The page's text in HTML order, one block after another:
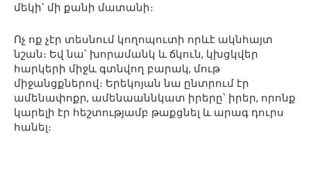
մեկի՝ մի քանի մատանի։
Ոչ ոք չէր տեսնում կողոպուտի որևէ ակնհայտ
նշան։ Եվ նա՝ խորամանկ և ճկուն, կխցկվեր
հարկերի միջև գտնվող բարակ, մութ
միջանցքներով։ Երեկոյան նա ընտրում էր
ամենափոքր, ամենաաննկատ իրերը՝ իրեր, որոնք
կարելի էր հեշտությամբ թաքցնել և արագ դուրս
հանել։